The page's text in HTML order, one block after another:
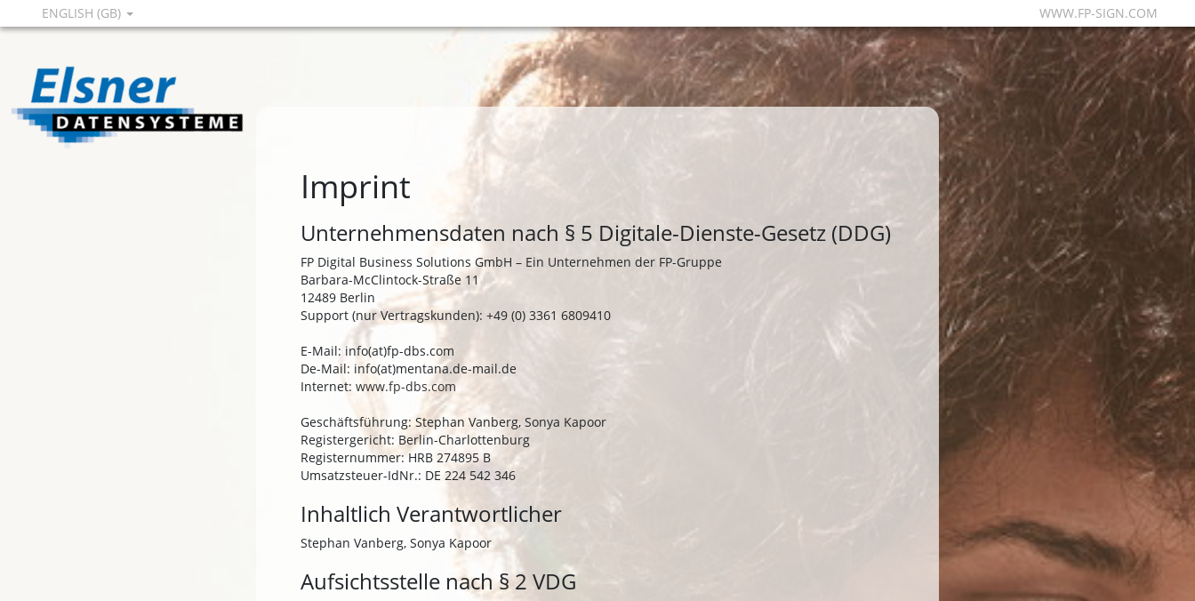
ENGLISH (GB) WWW.FP-SIGN.COM
Imprint
Unternehmensdaten nach § 5 Digitale-Dienste-Gesetz (DDG)
FP Digital Business Solutions GmbH – Ein Unternehmen der FP-Gruppe
Barbara-McClintock-Straße 11
12489 Berlin
Support (nur Vertragskunden): +49 (0) 3361 6809410
E-Mail: info(at)fp-dbs.com
De-Mail: info(at)mentana.de-mail.de
Internet: www.fp-dbs.com
Geschäftsführung: Stephan Vanberg, Sonya Kapoor
Registergericht: Berlin-Charlottenburg
Registernummer: HRB 274895 B
Umsatzsteuer-IdNr.: DE 224 542 346
Inhaltlich Verantwortlicher
Stephan Vanberg, Sonya Kapoor
Aufsichtsstelle nach § 2 VDG